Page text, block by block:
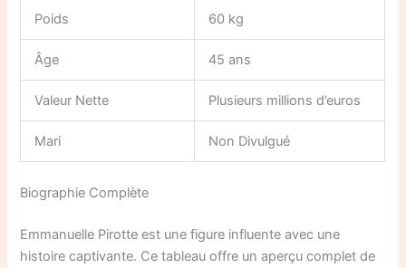
Poids 60 kg
Âge 45 ans
Valeur Nette Plusieurs millions d’euros
Mari Non Divulgué
Biographie Complète
Emmanuelle Pirotte est une figure influente avec une
histoire captivante. Ce tableau offre un aperçu complet de